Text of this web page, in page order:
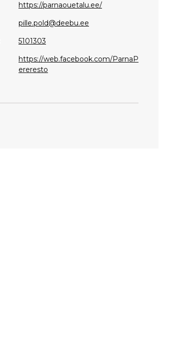
https://parnaouetalu.ee/
pille.pold@deebu.ee
5101303
https://web.facebook.com/ParnaP
ereresto